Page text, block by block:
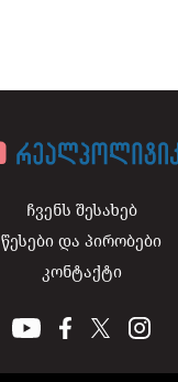
ჩვენს შესახებ
წესები და პირობები
კონტაქტი